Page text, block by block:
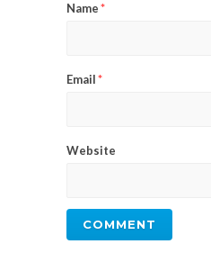
Name*
Email*
Website